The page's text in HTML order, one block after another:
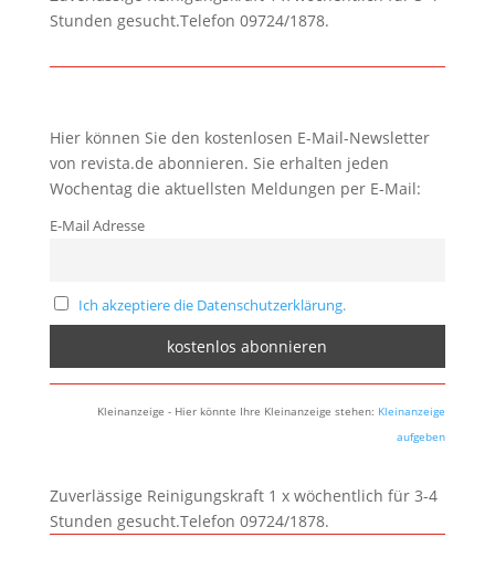
Stunden gesucht.Telefon 09724/1878.
Hier können Sie den kostenlosen E-Mail-Newsletter
von revista.de abonnieren. Sie erhalten jeden
Wochentag die aktuellsten Meldungen per E-Mail:
E-Mail Adresse
Ich akzeptiere die Datenschutzerklärung.
Kleinanzeige - Hier könnte Ihre Kleinanzeige stehen: Kleinanzeige
aufgeben
Zuverlässige Reinigungskraft 1 x wöchentlich für 3-4
Stunden gesucht.Telefon 09724/1878.